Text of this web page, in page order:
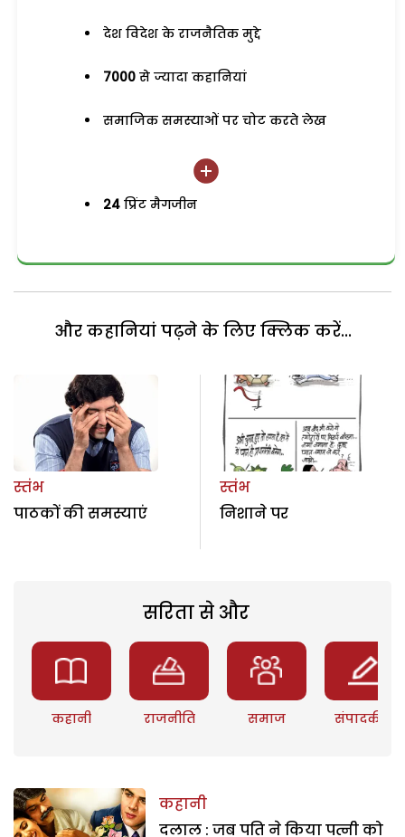
देश विदेश के राजनैतिक मुद्दे
7000 से ज्यादा कहानियां
समाजिक समस्याओं पर चोट करते लेख
24 प्रिंट मैगजीन
और कहानियां पढ़ने के लिए क्लिक करें...
स्तंभ
पाठकों की समस्याएं
स्तंभ
निशाने पर
सरिता से और
कहानी राजनीति समाज संपादकीय
कहानी
दलाल : जब पति ने किया पत्नी को